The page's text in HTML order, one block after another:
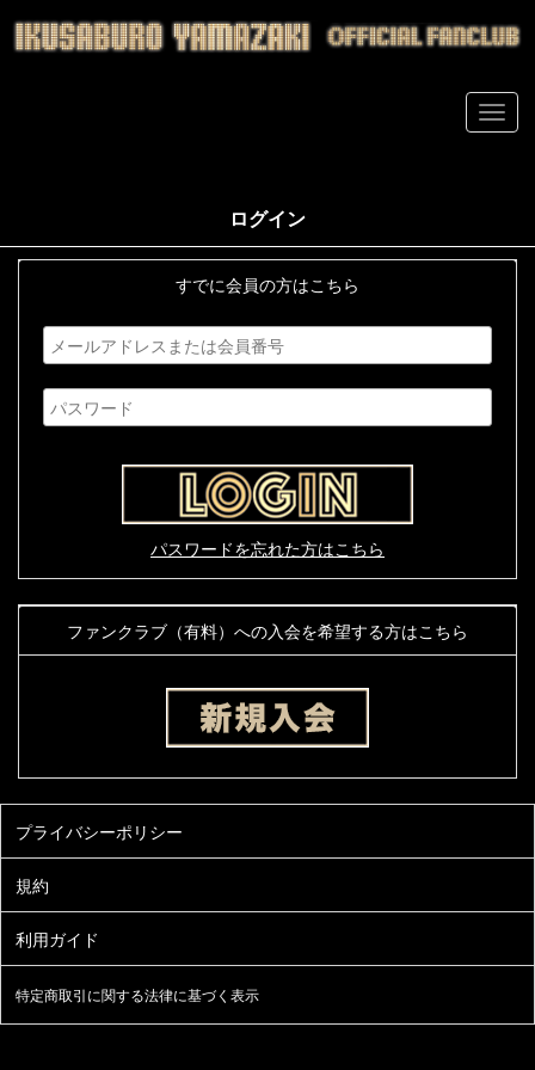
ログイン
すでに会員の方はこちら
パスワードを忘れた方はこちら
ファンクラブ（有料）への入会を希望する方はこちら
特定商取引に関する法律に基づく表示